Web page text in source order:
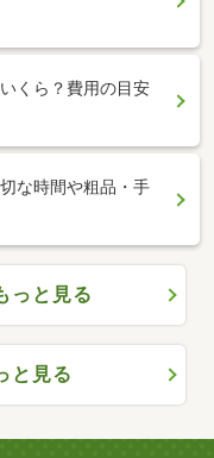
くら？費用の目安
な時間や粗品・手
っと見る
と見る